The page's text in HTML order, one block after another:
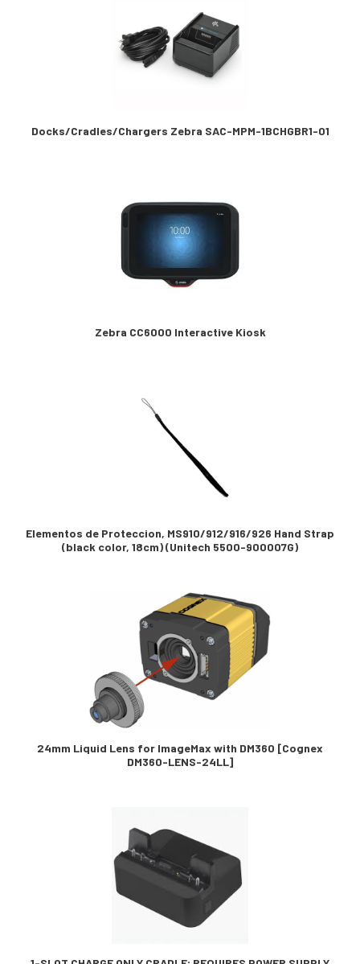
Docks/Cradles/Chargers Zebra SAC-MPM-1BCHGBR1-01
Zebra CC6000 Interactive Kiosk
Elementos de Proteccion, MS910/912/916/926 Hand Strap
(black color, 18cm) (Unitech 5500-900007G)
24mm Liquid Lens for ImageMax with DM360 [Cognex
DM360-LENS-24LL]